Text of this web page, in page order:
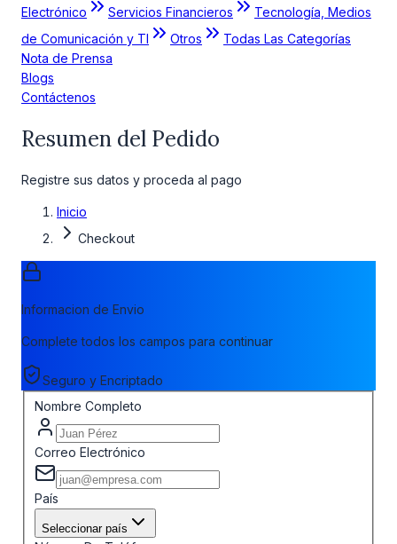
Electrónico
Servicios Financieros
Tecnología, Medios
de Comunicación y TI
Otros
Todas Las Categorías
Nota de Prensa
Blogs
Contáctenos
Resumen del Pedido
Registre sus datos y proceda al pago
Inicio
Checkout
Informacion de Envio
Complete todos los campos para continuar
Seguro y Encriptado
Nombre Completo
Correo Electrónico
País
Seleccionar país